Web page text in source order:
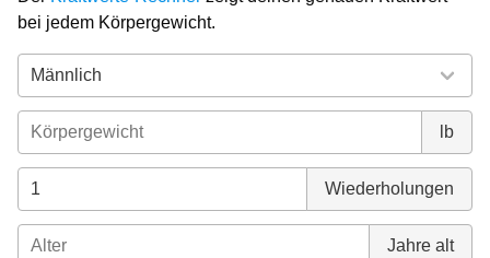
bei jedem Körpergewicht.
lb
Wiederholungen
Jahre alt